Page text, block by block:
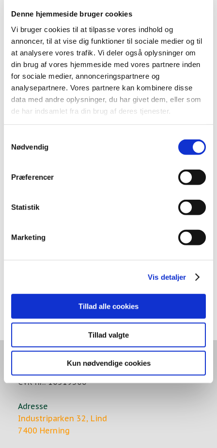
Denne hjemmeside bruger cookies
Vi bruger cookies til at tilpasse vores indhold og
annoncer, til at vise dig funktioner til sociale medier og til
at analysere vores trafik. Vi deler også oplysninger om
din brug af vores hjemmeside med vores partnere inden
for sociale medier, annonceringspartnere og
analysepartnere. Vores partnere kan kombinere disse
data med andre oplysninger, du har givet dem, eller som
de har indsamlet fra din brug af deres tjenester.
Nødvendig
Præferencer
Statistik
Marketing
Vis detaljer
Tillad alle cookies
Tillad valgte
Kun nødvendige cookies
Hvad koster kloakering?
Og hvad koster separatkloakering og
kloakering så? Vores priser afhænger
selvfølgelig meget af omfanget af opgaven.
Vi kan dog hjælpe med kloakering i både stort
og småt omfang. Ønsker du en pris på din
pågældende kloakeringsopgave, er du mere
end velkommen til at kontakte os. Vi kan
nemlig tilbyde dig et uforpligtende tilbud,
hvis du ønsker det.
Kontakt os på telefon:
eller mail:
A/S Ole Andersen
Ingeniør- og entreprenørfirma
CVR-nr.: 10519306
Adresse
Industriparken 32, Lind
7400 Herning​​